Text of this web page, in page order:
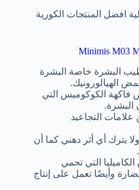
افضل المنتجات الكورية
البشرة خاصة البشرة
الهيالورونيك.
فاكهة الكوكوميس التي
البشرة.
التجاعيد
يترك أي أثر دهني كما أن
التي تحمي
وأيضًا تعمل على إنتاج